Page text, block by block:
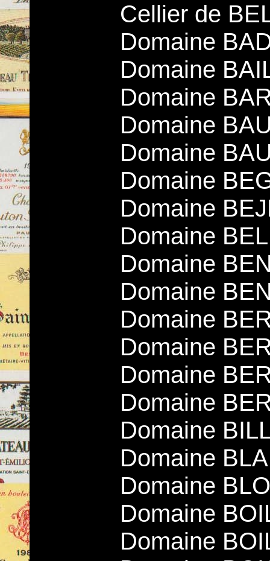
Cellier de
Domaine
Domaine
Domaine
Domaine
Domaine
Domaine
Domaine
Domaine
Domaine
Domaine
Domaine
Domaine
Domaine
Domaine
Domaine
Domaine
Domaine
Domaine
Domaine